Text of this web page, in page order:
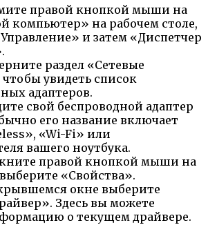
правой кнопкой мыши на
компьютер» на рабочем столе,
и затем «Диспетчер
раздел «Сетевые
увидеть список
адаптеров.
свой беспроводной адаптер
его название включает
«Wi-Fi» или
вашего ноутбука.
правой кнопкой мыши на
«Свойства».
окне выберите
Здесь вы можете
о текущем драйвере.